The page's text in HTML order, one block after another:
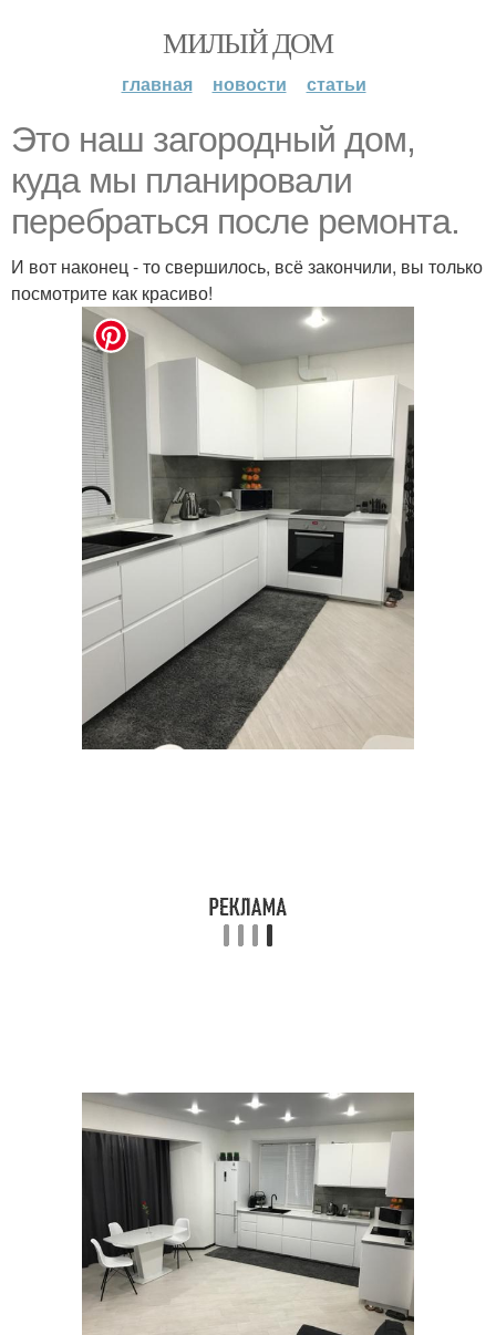
МИЛЫЙ ДОМ
главная новости статьи
Это наш загородный дом,
куда мы планировали
перебраться после ремонта.
И вот наконец - то свершилось, всё закончили, вы только
посмотрите как красиво!